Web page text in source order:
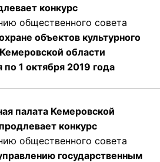
конкурс
общественного совета
объектов культурного
области
по 1 октября 2019 года
палата Кемеровской
продлевает конкурс
общественного совета
государственным